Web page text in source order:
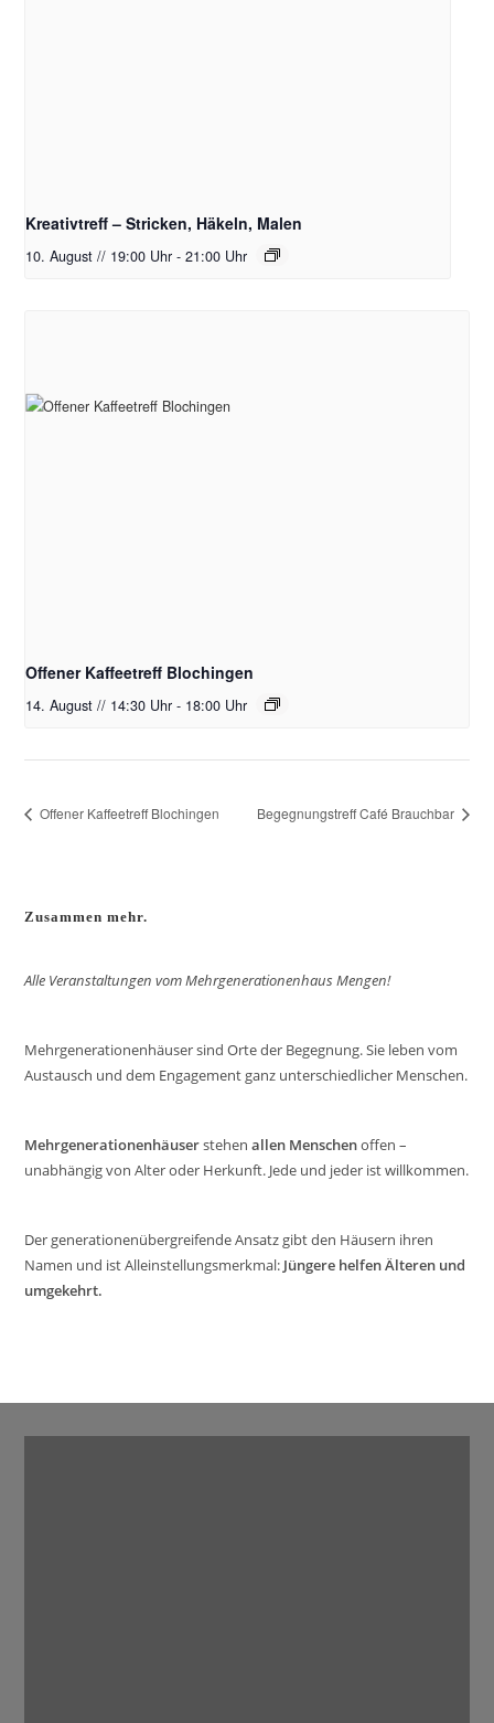
Kreativtreff – Stricken, Häkeln, Malen
10. August // 19:00 Uhr - 21:00 Uhr
Offener Kaffeetreff Blochingen
14. August // 14:30 Uhr - 18:00 Uhr
Offener Kaffeetreff Blochingen Begegnungstreff Café Brauchbar
Zusammen mehr.
Alle Veranstaltungen vom Mehrgenerationenhaus Mengen!
Mehrgenerationenhäuser sind Orte der Begegnung. Sie leben vom
Austausch und dem Engagement ganz unterschiedlicher Menschen.
Mehrgenerationenhäuserstehenallen Menschenoffen –
unabhängig von Alter oder Herkunft. Jede und jeder ist willkommen.
Der generationenübergreifende Ansatz gibt den Häusern ihren
Namen und ist Alleinstellungsmerkmal: Jüngere helfen Älteren und
umgekehrt.